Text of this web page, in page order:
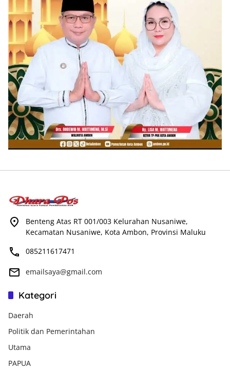
Benteng Atas RT 001/003 Kelurahan Nusaniwe,
Kecamatan Nusaniwe, Kota Ambon, Provinsi Maluku
085211617471
emailsaya@gmail.com
Kategori
Daerah
Politik dan Pemerintahan
Utama
PAPUA